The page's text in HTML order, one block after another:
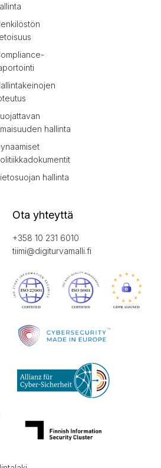
hallinta
hallinta
Ota yhteyttä
+358 10 231 6010
tiimi@digiturvamalli.fi